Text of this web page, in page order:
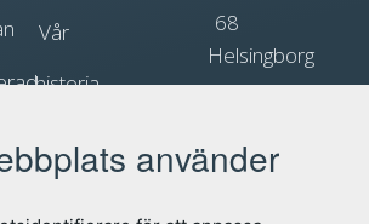
använder
68
Helsingborg
0897
Vår
historia
Flaggregler